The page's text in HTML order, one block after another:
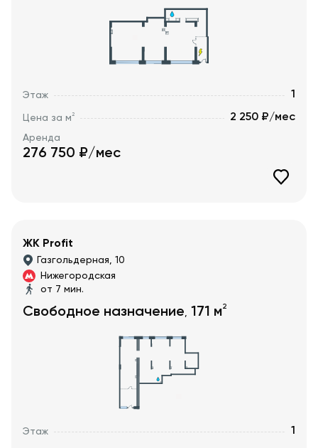
Этаж 1
Цена за м2 2 250 ₽/мес
Аренда
276 750 ₽/мес
ЖК Profit
Газгольдерная, 10
Нижегородская
от 7 мин.
Свободное назначение 171 м2
Этаж
1